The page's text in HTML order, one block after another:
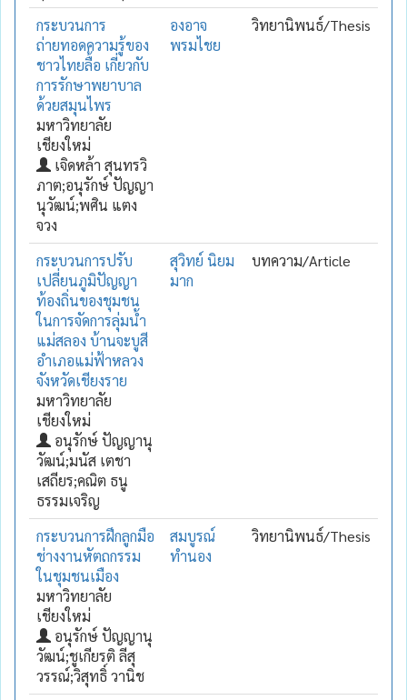
กระบวนการ
ถ่ายทอดความรู้ของ
ชาวไทยลื้อ เกี่ยวกับ
การรักษาพยาบาล
ด้วยสมุนไพร
มหาวิทยาลัย
เชียงใหม่
เจิดหล้า สุนทรวิ
ภาต;อนุรักษ์ ปัญญา
นุวัฒน์;พศิน แตง
จวง
องอาจ
พรมไชย
วิทยานิพนธ์/Thesis
กระบวนการปรับ
เปลี่ยนภูมิปัญญา
ท้องถิ่นของชุมชน
ในการจัดการลุ่มน้ำ
แม่สลอง บ้านจะบูสี
อำเภอแม่ฟ้าหลวง
จังหวัดเชียงราย
มหาวิทยาลัย
เชียงใหม่
อนุรักษ์ ปัญญานุ
วัฒน์;มนัส เตชา
เสถียร;คณิต ธนู
ธรรมเจริญ
สุวิทย์ นิยม
มาก
บทความ/Article
กระบวนการฝึกลูกมือ
ช่างงานหัตถกรรม
ในชุมชนเมือง
มหาวิทยาลัย
เชียงใหม่
อนุรักษ์ ปัญญานุ
วัฒน์;ชูเกียรติ ลีสุ
วรรณ์;วิสุทธิ์ วานิช
สมบูรณ์
ทำนอง
วิทยานิพนธ์/Thesis